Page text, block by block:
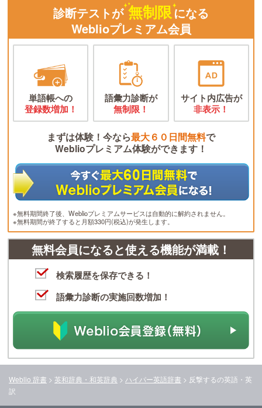
診断テストが 無制限になる
Weblioプレミアム会員
単語帳への
登録数増加！
語彙力診断が
無制限！
サイト内広告が
非表示！
まずは体験！今なら最大６０日間無料で
Weblioプレミアム体験ができます！
※無料期間終了後、Weblioプレミアムサービスは自動的に解約されません。
※無料期間が終了すると月額330円(税込)が発生します。
無料会員になると使える機能が満載！
検索履歴を保存できる！
語彙力診断の実施回数増加！
Weblio 辞書 > 英和辞典・和英辞典 > ハイパー英語辞書 > 反撃するの英語・英
訳